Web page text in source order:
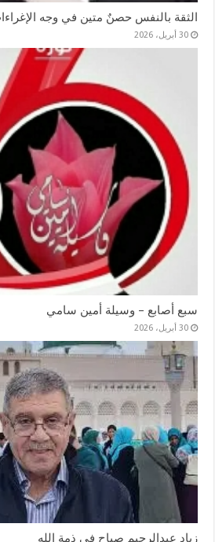
الثقة بالنفس حصنٌ متين في وجه
30 أبريل، 2026
سبع أصابع – وسيلة أمين سامي
30 أبريل، 2026
زياد عبدالرحيم صباح في ذمة الله